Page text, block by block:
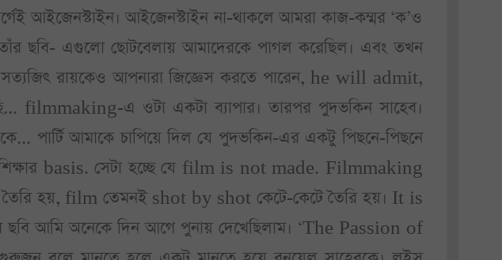
আইজেনস্টাইন। আইজেনস্টাইন না-থাকলে আমরা কাজ-কম্মর ‘ক’ও
ছবি- এগুলো ছোটবেলায় আমাদেরকে পাগল করেছিল। এবং তখন
রায়কেও আপনারা জিজ্ঞেস করতে পারেন, he will admit,
এ ওটা একটা ব্যাপার। তারপর পুদভকিন সাহেব।
পার্টি আমাকে চাপিয়ে দিল যে পুদভকিন-এর একটু পিছনে-পিছনে
basis. সেটা হচ্ছে যে film is not made. Filmmaking
হয়, film তেমনই shot by shot কেটে-কেটে তৈরি হয়। It is
ছবি আমি অনেকে দিন আগে পুনায় দেখেছিলাম। ‘The Passion of